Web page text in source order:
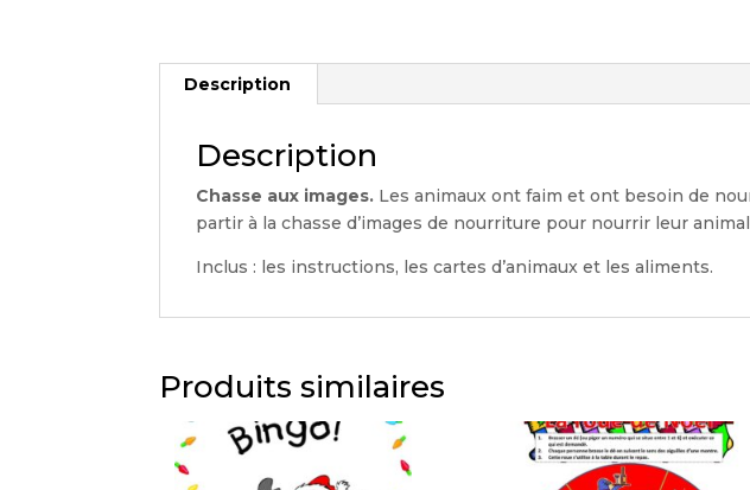
Description
Description
Chasse aux images. Les animaux ont faim et ont besoin de
partir à la chasse d’images de nourriture pour nourrir leur
Inclus : les instructions, les cartes d’animaux et les aliments.
Produits similaires